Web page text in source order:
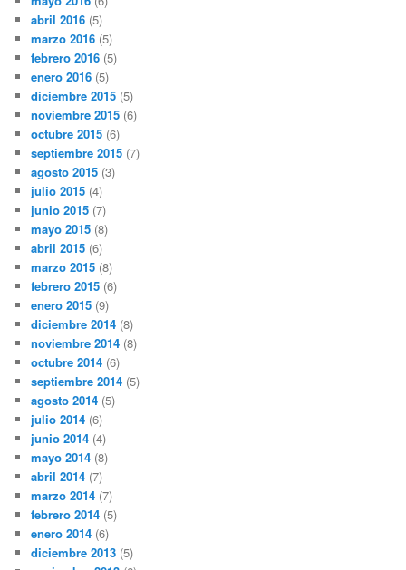
abril 2016 (5)
marzo 2016 (5)
febrero 2016 (5)
enero 2016 (5)
diciembre 2015 (5)
noviembre 2015 (6)
octubre 2015 (6)
septiembre 2015 (7)
agosto 2015 (3)
julio 2015 (4)
junio 2015 (7)
mayo 2015 (8)
abril 2015 (6)
marzo 2015 (8)
febrero 2015 (6)
enero 2015 (9)
diciembre 2014 (8)
noviembre 2014 (8)
octubre 2014 (6)
septiembre 2014 (5)
agosto 2014 (5)
julio 2014 (6)
junio 2014 (4)
mayo 2014 (8)
abril 2014 (7)
marzo 2014 (7)
febrero 2014 (5)
enero 2014 (6)
diciembre 2013 (5)